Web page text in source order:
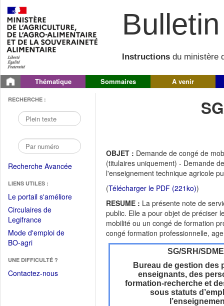
Instructions du ministère
Thématique Sommaires A venir
RECHERCHE :
Recherche Avancée
LIENS UTILES :
Le portail s'améliore(Fichier
Circulaires de
Legifrance(Ouvrir
dans
une
fenêtre)
Mode d'emploi de
BO-agri(Ouvrir
une
nouvelle
UNE DIFFICULTÉ ?
Contactez-nous
OBJET : Demande de congé de
(titulaires uniquement) - Demande
l'enseignement technique agricole
(Télécharger le PDF (221ko))
RESUME : La présente note de
public. Elle a pour objet de préciser
mobilité ou un congé de formation
congé formation professionnelle,
SG/SRH/
Bureau de gestion des
enseignants, des
formation-recherche et
sous statuts